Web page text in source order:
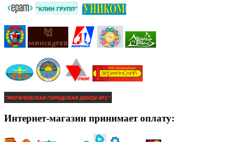
Интернет-магазин принимает оплату: